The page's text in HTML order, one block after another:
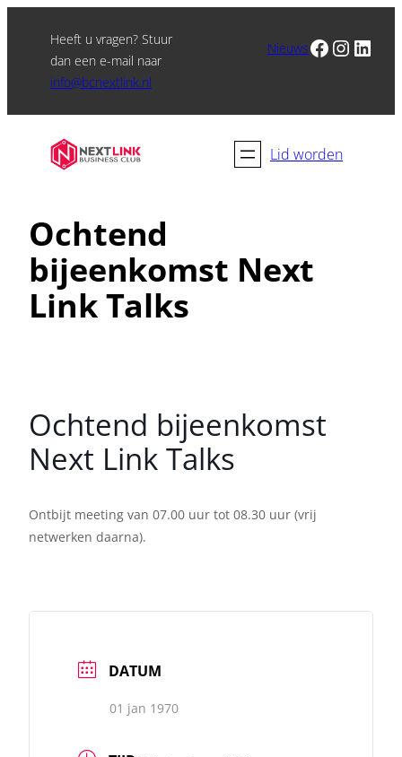
Heeft u vragen? Stuur
dan een e-mail naar
info@bcnextlink.nl
NieuwsFacebook Instagram LinkedIn
Lid worden
Ochtend
bijeenkomst Next
Link Talks
Ochtend bijeenkomst
Next Link Talks
Ontbijt meeting van 07.00 uur tot 08.30 uur (vrij
netwerken daarna).
DATUM
01 jan 1970